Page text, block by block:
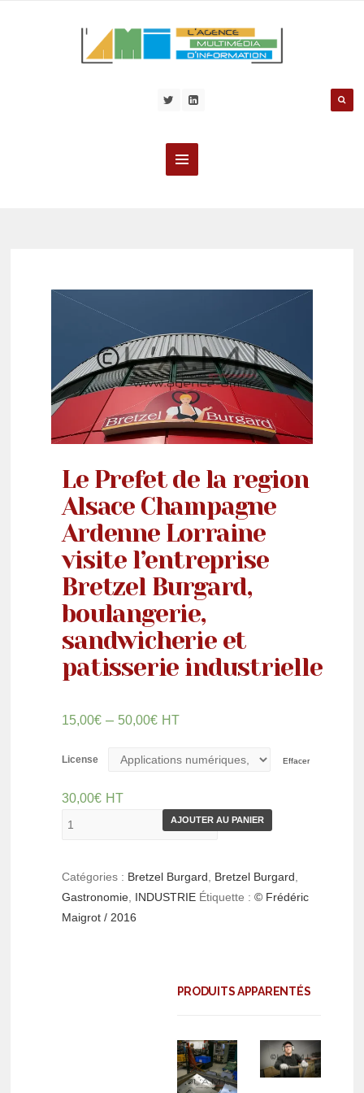
Le Prefet de la region
Alsace Champagne
Ardenne Lorraine
visite l’entreprise
Bretzel Burgard,
boulangerie,
sandwicherie et
patisserie industrielle
15,00€ – 50,00€ HT
License Effacer
30,00€ HT
AJOUTER AU PANIER
Catégories : Bretzel Burgard, Bretzel Burgard,
Gastronomie, INDUSTRIE Étiquette :© Frédéric
Maigrot / 2016
PRODUITS APPARENTÉS